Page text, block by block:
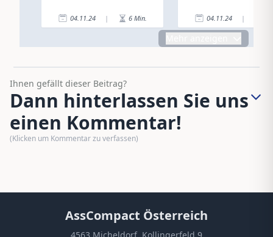
04.11.24 | 6 Min. 04.11.24 |
Ihnen gefällt dieser Beitrag?
Dann hinterlassen Sie uns
einen Kommentar!
(Klicken um Kommentar zu verfassen)
AssCompact Österreich